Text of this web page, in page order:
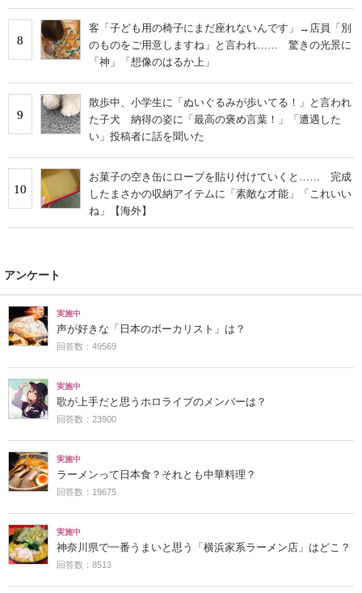
8
客「子ども用の椅子にまだ座れないんです」→店員「別
のものをご用意しますね」と言われ…… 驚きの光景に
「神」「想像のはるか上」
9
散歩中、小学生に「ぬいぐるみが歩いてる！」と言われ
た子犬 納得の姿に「最高の褒め言葉！」「遭遇した
い」投稿者に話を聞いた
10
お菓子の空き缶にロープを貼り付けていくと…… 完成
したまさかの収納アイテムに「素敵な才能」「これいい
ね」【海外】
アンケート
実施中
声が好きな「日本のボーカリスト」は？
回答数：49569
実施中
歌が上手だと思うホロライブのメンバーは？
回答数：23900
実施中
ラーメンって日本食？それとも中華料理？
回答数：19675
実施中
神奈川県で一番うまいと思う「横浜家系ラーメン店」はどこ？
回答数：8513